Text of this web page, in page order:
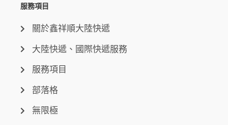
服務項目
關於鑫祥順大陸快遞
大陸快遞、國際快遞服務
服務項目
部落格
無限極